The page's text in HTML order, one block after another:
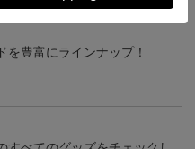
を豊富にラインナップ！